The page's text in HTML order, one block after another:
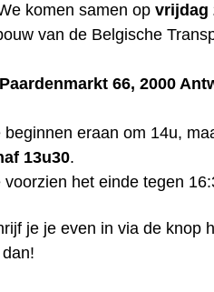
komen samen op vrijdag
van de Belgische
Paardenmarkt 66, 2000
beginnen eraan om 14u,
13u30.
voorzien het einde tegen
je je even in via de knop